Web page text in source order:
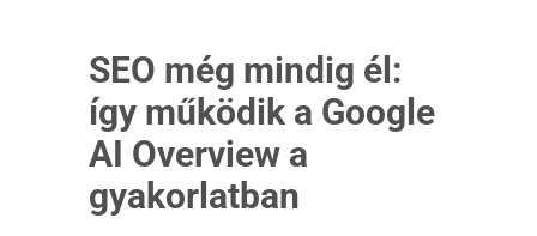
SEO még mindig él:
így működik a Google
AI Overview a
gyakorlatban